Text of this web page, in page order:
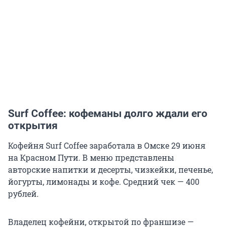
Surf Coffee: кофеманы долго ждали его
открытия
Кофейня Surf Coffee заработала в Омске 29 июня
на Красном Пути. В меню представлены
авторские напитки и десерты, чизкейки, печенье,
йогурты, лимонады и кофе. Средний чек — 400
рублей.
Владелец кофейни, открытой по франшизе —